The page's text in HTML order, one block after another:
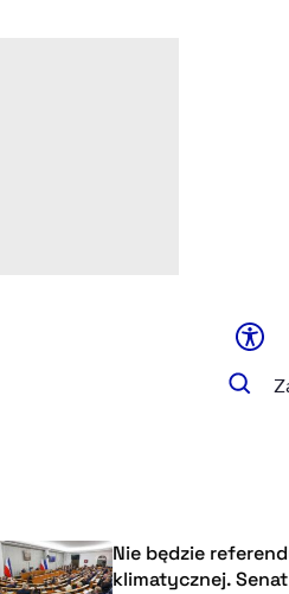
Nie będzie referendum ws.
klimatycznej. Senat podjął